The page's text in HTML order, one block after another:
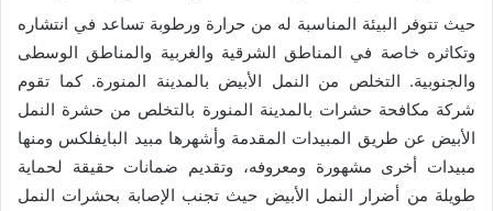
حيث تتوفر البيئة المناسبة له من حرارة ورطوبة تساعد في انتشاره
وتكاثره خاصة في المناطق الشرقية والغربية والمناطق الوسطى
والجنوبية. التخلص من النمل الأبيض بالمدينة المنورة. كما تقوم
شركة مكافحة حشرات بالمدينة المنورة بالتخلص من حشرة النمل
الأبيض عن طريق المبيدات المقدمة وأشهرها مبيد البايفلكس ومنها
مبيدات أخرى مشهورة ومعروفه، وتقديم ضمانات حقيقة لحماية
طويلة من أضرار النمل الأبيض حيث تجنب الإصابة بحشرات النمل